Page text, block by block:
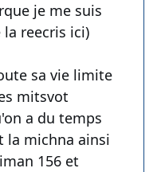
je me suis
reecris ici)
sa vie limite
mitsvot
a du temps
la michna ainsi
156 et